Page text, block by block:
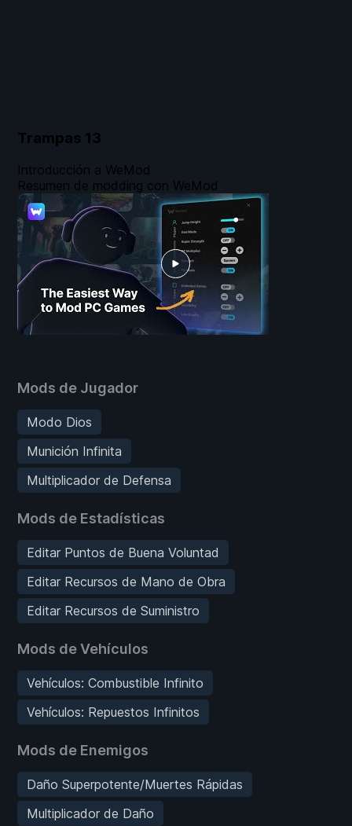
Trampas 13
Mods de Jugador
Modo Dios
Munición Infinita
Multiplicador de Defensa
Mods de Estadísticas
Editar Puntos de Buena Voluntad
Editar Recursos de Mano de Obra
Editar Recursos de Suministro
Mods de Vehículos
Vehículos: Combustible Infinito
Vehículos: Repuestos Infinitos
Mods de Enemigos
Daño Superpotente/Muertes Rápidas
Multiplicador de Daño
Introducción a WeMod
Resumen de modding con WeMod